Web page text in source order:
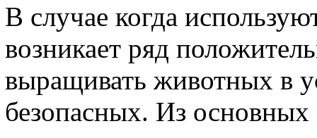
В случае когда
возникает ряд
выращивать животных в
безопасных. Из